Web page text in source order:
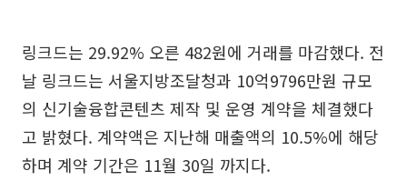
링크드는 29.92% 오른 482원에 거래를 마감했다. 전
날 링크드는 서울지방조달청과 10억9796만원 규모
의 신기술융합콘텐츠 제작 및 운영 계약을 체결했다
고 밝혔다. 계약액은 지난해 매출액의 10.5%에 해당
하며 계약 기간은 11월 30일 까지다.